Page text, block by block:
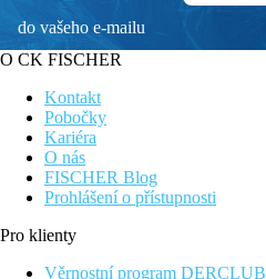
do vašeho e-mailu
O CK FISCHER
Kontakt
Pobočky
Kariéra
O nás
FISCHER Blog
Prohlášení o přístupnosti
Pro klienty
Věrnostní program DERCLUB